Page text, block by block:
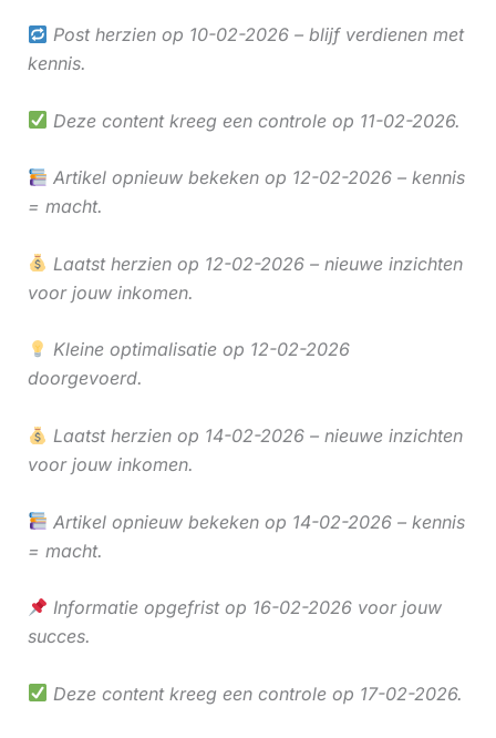
Post herzien op 10-02-2026 – blijf verdienen met
kennis.
Deze content kreeg een controle op 11-02-2026.
Artikel opnieuw bekeken op 12-02-2026 – kennis
= macht.
Laatst herzien op 12-02-2026 – nieuwe inzichten
voor jouw inkomen.
Kleine optimalisatie op 12-02-2026
doorgevoerd.
Laatst herzien op 14-02-2026 – nieuwe inzichten
voor jouw inkomen.
Artikel opnieuw bekeken op 14-02-2026 – kennis
= macht.
Informatie opgefrist op 16-02-2026 voor jouw
succes.
Deze content kreeg een controle op 17-02-2026.